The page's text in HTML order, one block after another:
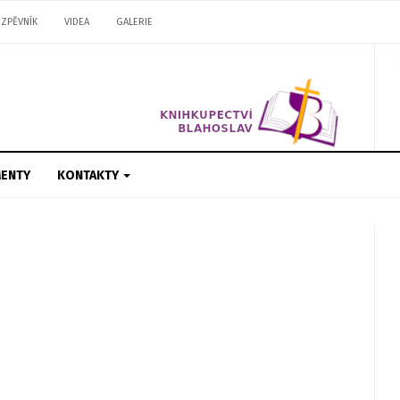
ZPĚVNÍK VIDEA GALERIE
KONTAKTY